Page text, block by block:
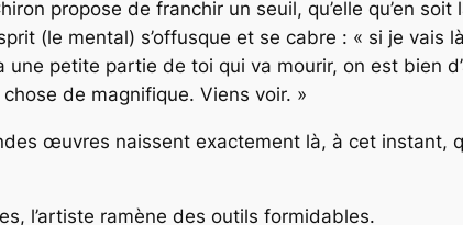
propose de franchir un seuil, qu’elle qu’en soit
(le mental) s’offusque et se cabre : « si je vais
petite partie de toi qui va mourir, on est bien
de magnifique. Viens voir. »
œuvres naissent exactement là, à cet instant,
l’artiste ramène des outils formidables.